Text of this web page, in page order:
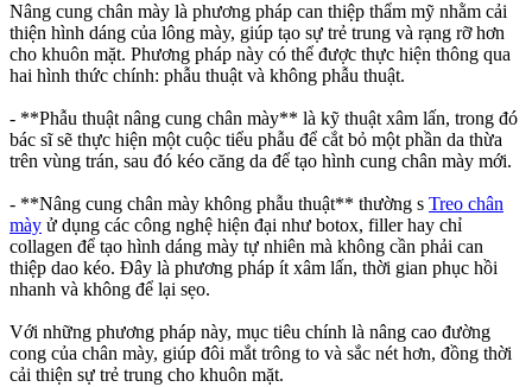
Nâng cung chân mày là phương pháp can thiệp thẩm mỹ nhằm cải
thiện hình dáng của lông mày, giúp tạo sự trẻ trung và rạng rỡ hơn
cho khuôn mặt. Phương pháp này có thể được thực hiện thông qua
hai hình thức chính: phẫu thuật và không phẫu thuật.
- **Phẫu thuật nâng cung chân mày** là kỹ thuật xâm lấn, trong đó
bác sĩ sẽ thực hiện một cuộc tiểu phẫu để cắt bỏ một phần da thừa
trên vùng trán, sau đó kéo căng da để tạo hình cung chân mày mới.
- **Nâng cung chân mày không phẫu thuật** thường s Treo chân
mày ử dụng các công nghệ hiện đại như botox, filler hay chỉ
collagen để tạo hình dáng mày tự nhiên mà không cần phải can
thiệp dao kéo. Đây là phương pháp ít xâm lấn, thời gian phục hồi
nhanh và không để lại sẹo.
Với những phương pháp này, mục tiêu chính là nâng cao đường
cong của chân mày, giúp đôi mắt trông to và sắc nét hơn, đồng thời
cải thiện sự trẻ trung cho khuôn mặt.